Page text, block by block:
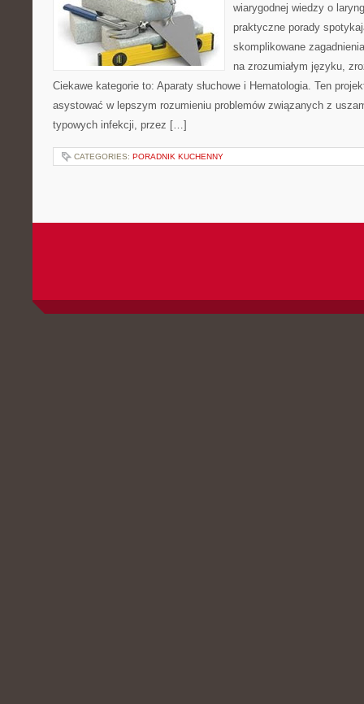
wiarygodnej wiedzy o
praktyczne porady
skomplikowane
na zrozumiałym języku,
Ciekawe kategorie to: Aparaty słuchowe i Hematologia. Ten
asystować w lepszym rozumieniu problemów związanych z
typowych infekcji, przez […]
CATEGORIES: PORADNIK KUCHENNY